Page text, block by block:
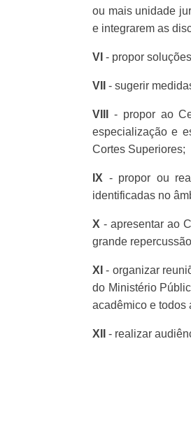
ou mais unidade
e integrarem as
VI - propor
VII - sugerir
VIII
- propor ao
especialização e
Cortes Superiores;
IX - propor ou
identificadas no
X - apresentar ao
grande
XI - organizar
do Ministério
acadêmico e todos
XII - realizar